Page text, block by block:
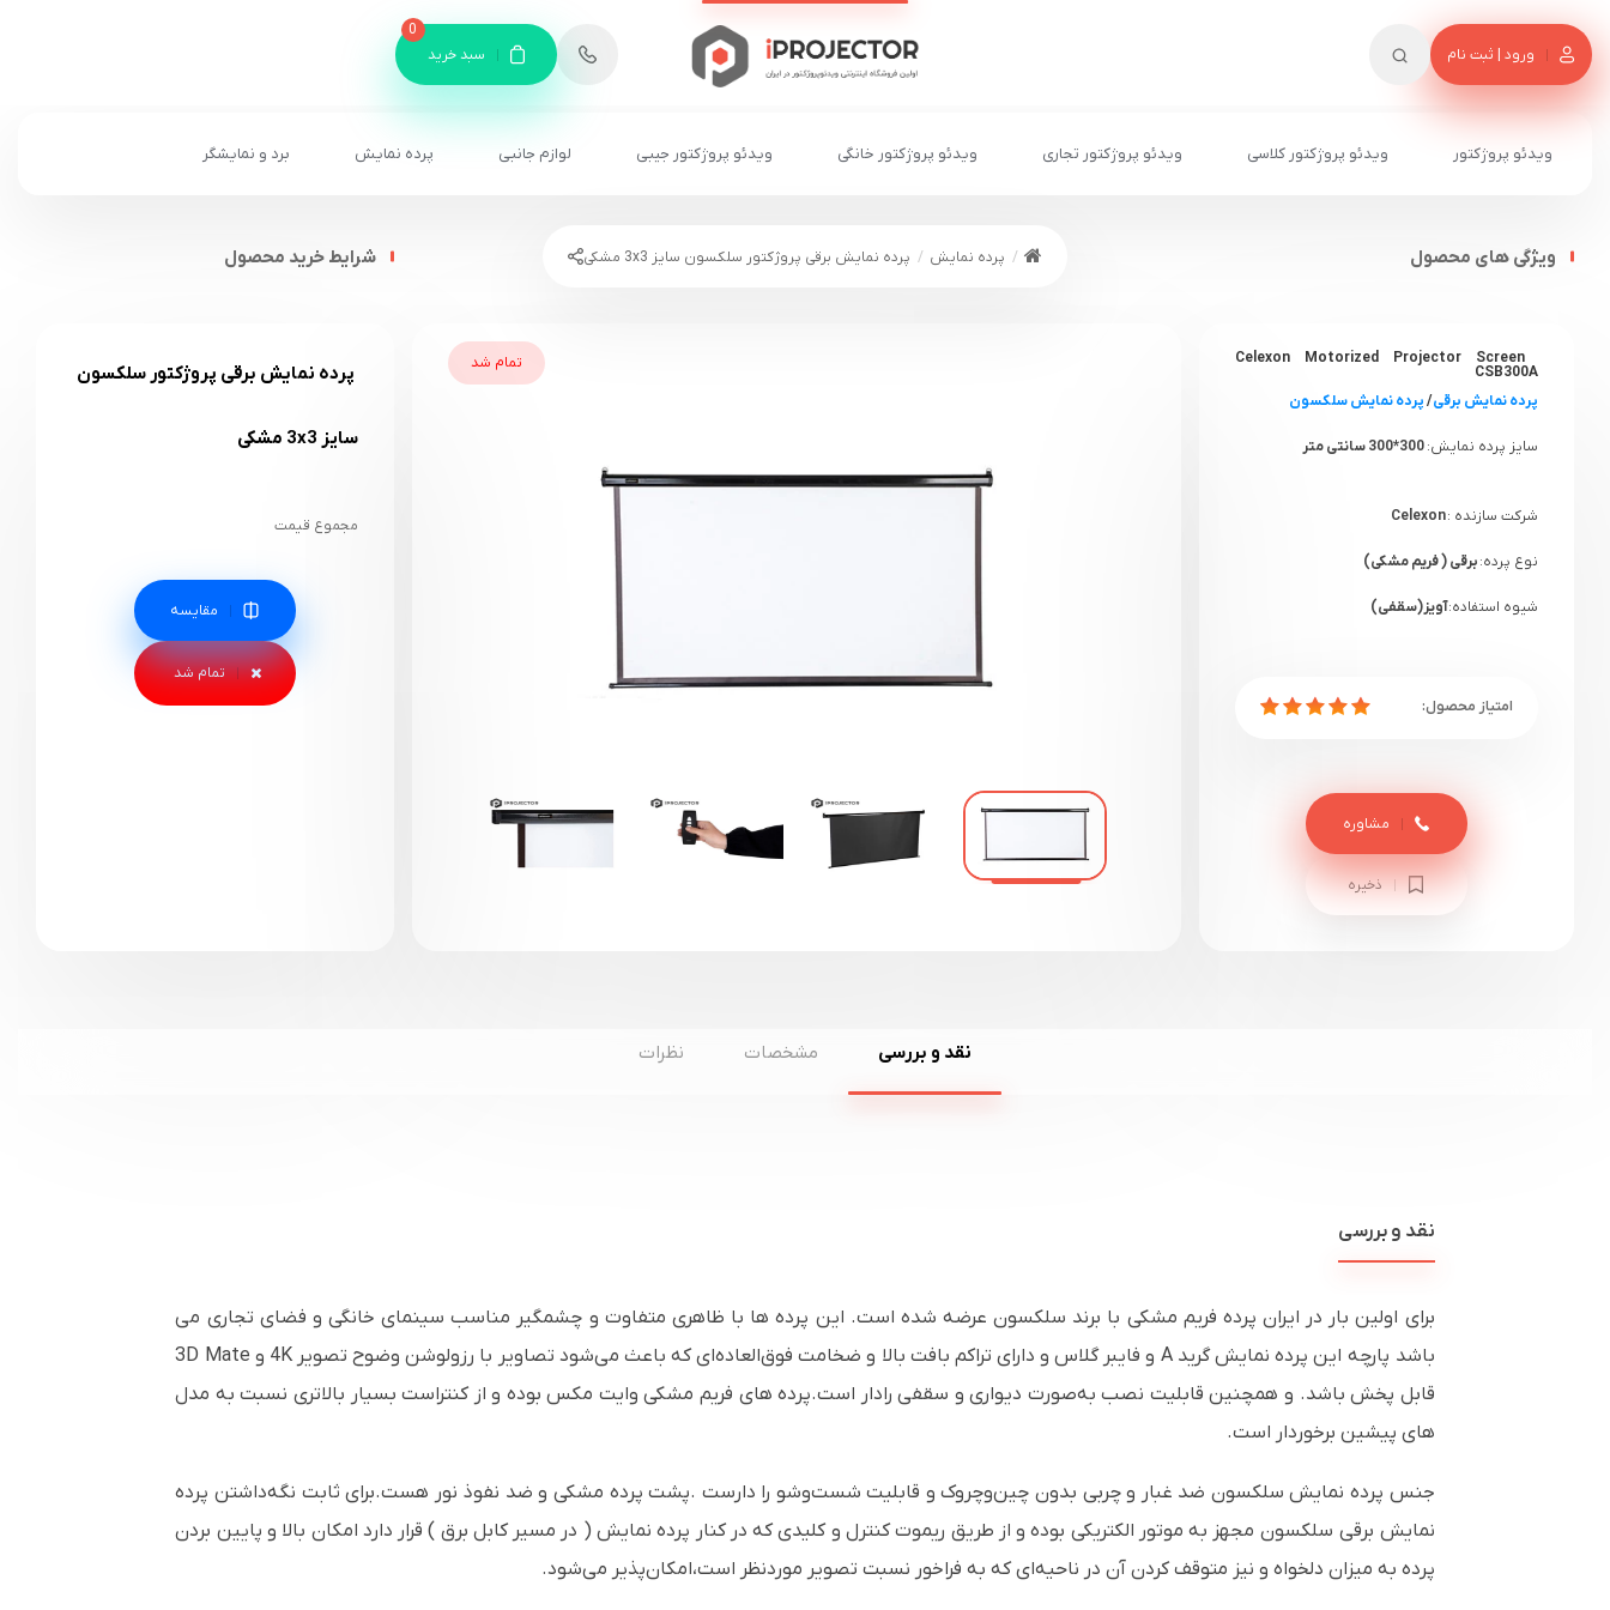
ورود | ثبت نام
8
سبد خرید
0
ویدئو پروژکتور ویدئو پروژکتور کلاسی ویدئو پروژکتور تجاری ویدئو پروژکتور خانگی ویدئو پروژکتور جیبی لوازم جانبی پرده نمایش برد و نمایشگر
پرده نمایش پرده نمایش برقی پروژکتور سلکسون سایز 3x3 مشکی
تمام شد
شرایط خرید محصول
پرده نمایش برقی پروژکتور سلکسون
سایز 3x3 مشکی
مجموع قیمت
مقایسه
ویژگی های محصول
Celexon Motorized Projector Screen
CSB300A
پرده نمایش برقی/پرده نمایش سلکسون
سایز پرده نمایش: 300*300 سانتی متر
شرکت سازنده :
نوع پرده:برقی ( فریم مشکی)
شیوه استفاده:آویز(سقفی)
ذخیره
مشاوره
نقد و بررسی مشخصات نظرات
نقد و بررسی
برای اولین بار در ایران پرده فریم مشکی با برند سلکسون عرضه شده است. این پرده ها با ظاهری متفاوت و چشمگیر مناسب سینمای خانگی و فضای تجاری می
باشد پارچه این پرده نمایش گریدA و فایبر گلاس و دارای تراکم بافت بالا و ضخامت فوق‌العاده‌ای که باعث می‌شود تصاویر با رزولوشن وضوح تصویر4K و 3D Mate
قابل پخش باشد. و همچنین قابلیت نصب به‌صورت دیواری و سقفی رادار است.پرده های فریم مشکی وایت مکس بوده و از کنتراست بسیار بالاتری نسبت به مدل
های پیشین برخوردار است.
جنس پرده نمایش سلکسون ضد غبار و چربی بدون چین‌وچروک و قابلیت شست‌وشو را دارست .پشت پرده مشکی و ضد نفوذ نور هست.برای ثابت نگه‌داشتن پرده
نمایش برقی سلکسون مجهز به موتور الکتریکی بوده و از طریق ریموت کنترل و کلیدی که در کنار پرده نمایش ( در مسیر کابل برق ) قرار دارد امکان بالا و پایین بردن
پرده به میزان دلخواه و نیز متوقف کردن آن در ناحیه‌ای که به فراخور نسبت تصویر موردنظر است،امکان‌پذیر می‌شود.